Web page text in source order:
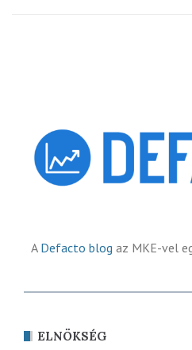
A Defacto blog az MKE-vel
ELNÖKSÉG